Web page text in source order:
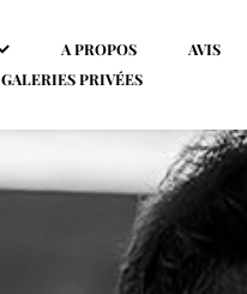
A PROPOS AVIS
GALERIES PRIVÉES